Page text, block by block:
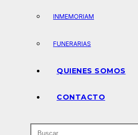
INMEMORIAM
FUNERARIAS
QUIENES SOMOS
CONTACTO